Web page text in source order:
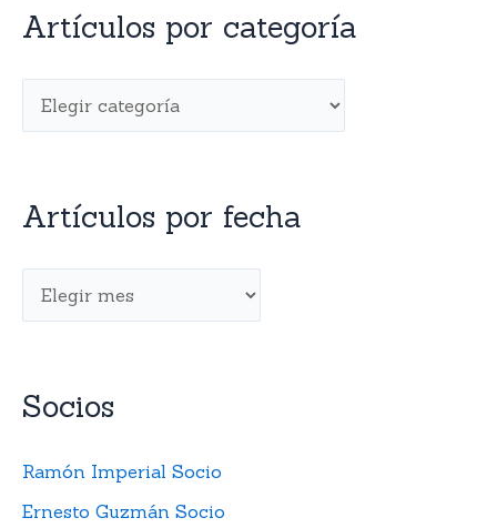
Artículos por categoría
Artículos por fecha
Socios
Ramón Imperial Socio
Ernesto Guzmán Socio